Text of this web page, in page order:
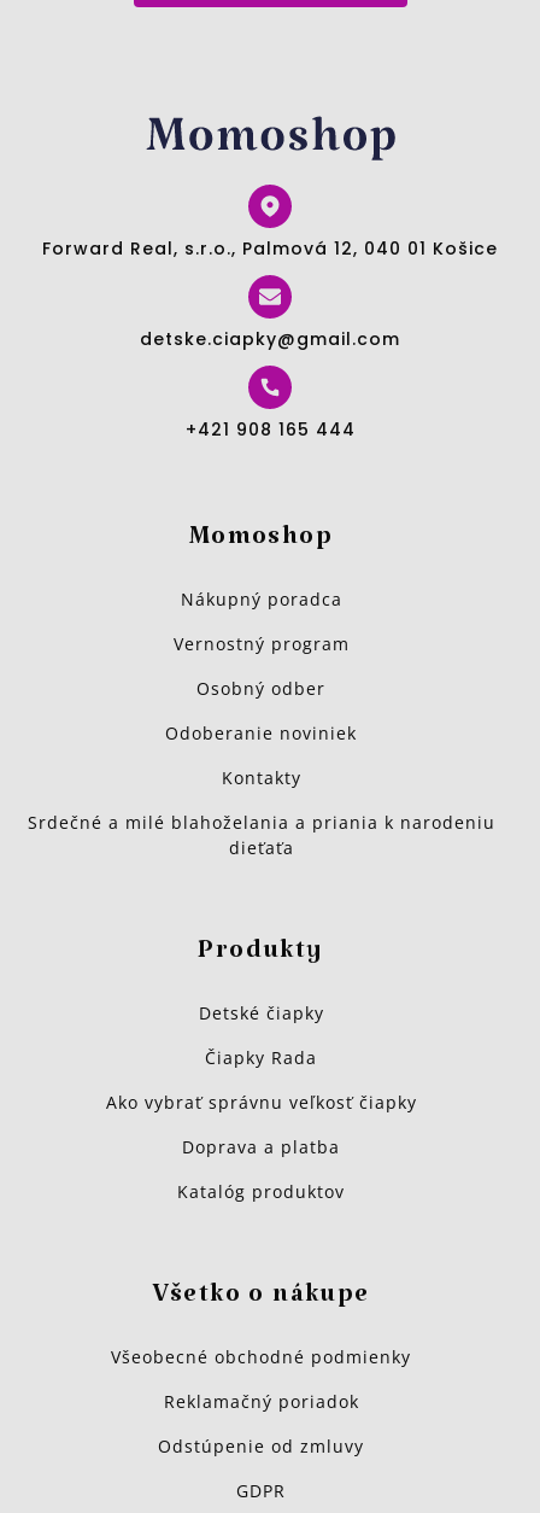
Forward Real, s.r.o., Palmová 12, 040 01 Košice
detske.ciapky@gmail.com
+421 908 165 444
Momoshop
Nákupný poradca
Vernostný program
Osobný odber
Odoberanie noviniek
Kontakty
Srdečné a milé blahoželania a priania k narodeniu
dieťaťa
Produkty
Detské čiapky
Čiapky Rada
Ako vybrať správnu veľkosť čiapky
Doprava a platba
Katalóg produktov
Všetko o nákupe
Všeobecné obchodné podmienky
Reklamačný poriadok
Odstúpenie od zmluvy
GDPR